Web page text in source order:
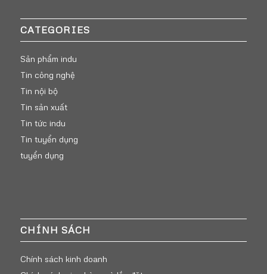
CATEGORIES
Sản phẩm indu
Tin công nghệ
Tin nội bộ
Tin sản xuất
Tin tức indu
Tin tuyển dụng
tuyển dụng
CHÍNH SÁCH
Chính sách kinh doanh